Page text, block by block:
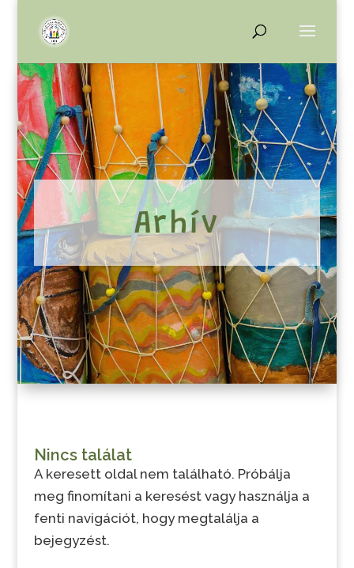
Arhív
Nincs találat
A keresett oldal nem található. Próbálja
meg finomítani a keresést vagy használja a
fenti navigációt, hogy megtalálja a
bejegyzést.